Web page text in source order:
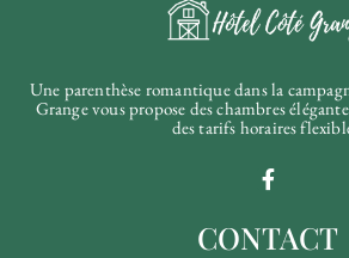
Une parenthèse romantique dans la
Grange vous propose des chambres
des tarifs horaires
CONTACT